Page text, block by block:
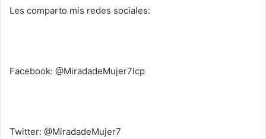
Les comparto mis redes sociales:
Facebook: @MiradadeMujer7lcp
Twitter: @MiradadeMujer7